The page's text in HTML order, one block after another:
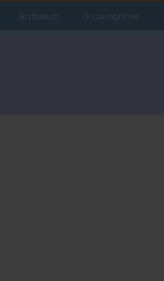
Archiwum O czasopiśmie